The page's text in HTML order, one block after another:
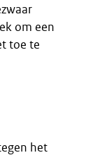
om een
toe te
het